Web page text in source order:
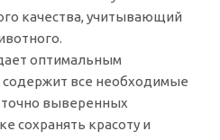
качества, учитывающий
оптимальным
все необходимые
выверенных
сохранять красоту и